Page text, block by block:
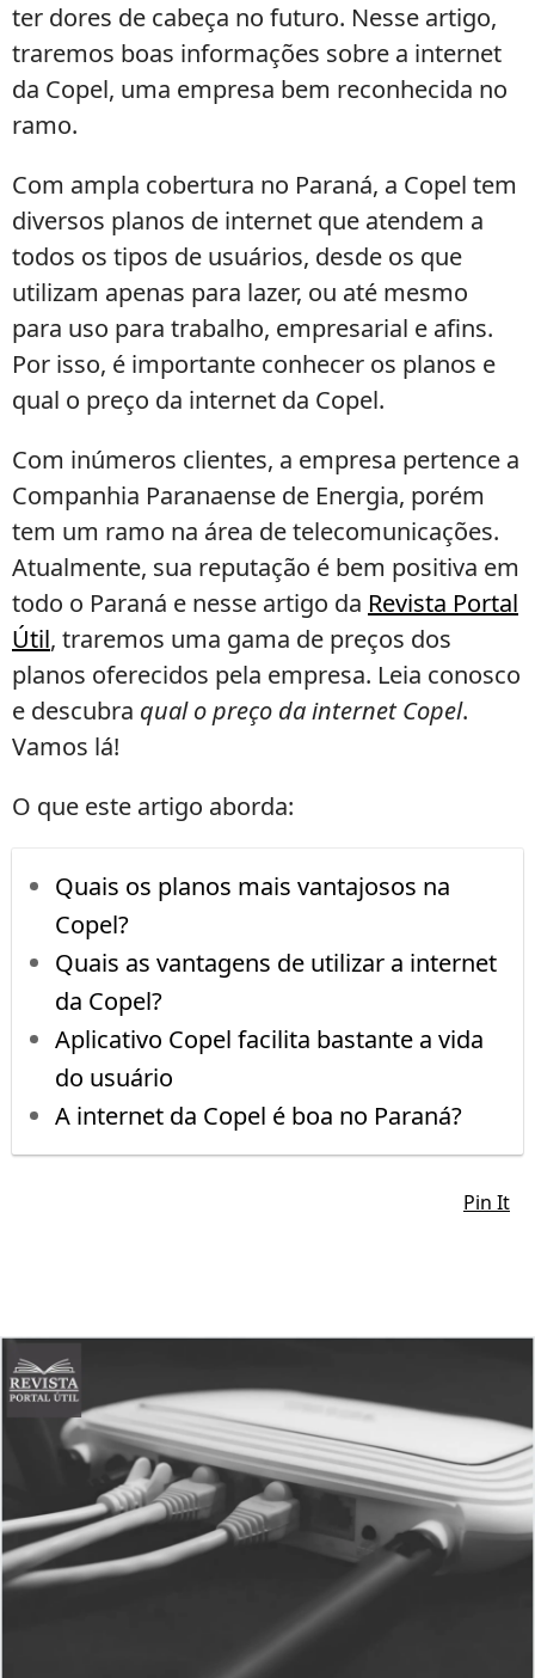
ter dores de cabeça no futuro. Nesse artigo,
traremos boas informações sobre a internet
da Copel, uma empresa bem reconhecida no
ramo.
Com ampla cobertura no Paraná, a Copel tem
diversos planos de internet que atendem a
todos os tipos de usuários, desde os que
utilizam apenas para lazer, ou até mesmo
para uso para trabalho, empresarial e afins.
Por isso, é importante conhecer os planos e
qual o preço da internet da Copel.
Com inúmeros clientes, a empresa pertence a
Companhia Paranaense de Energia, porém
tem um ramo na área de telecomunicações.
Atualmente, sua reputação é bem positiva em
todo o Paraná e nesse artigo da Revista Portal
Útil, traremos uma gama de preços dos
planos oferecidos pela empresa. Leia conosco
e descubra qual o preço da internet Copel.
Vamos lá!
O que este artigo aborda:
Quais os planos mais vantajosos na
Copel?
Quais as vantagens de utilizar a internet
da Copel?
Aplicativo Copel facilita bastante a vida
do usuário
A internet da Copel é boa no Paraná?
Pin It